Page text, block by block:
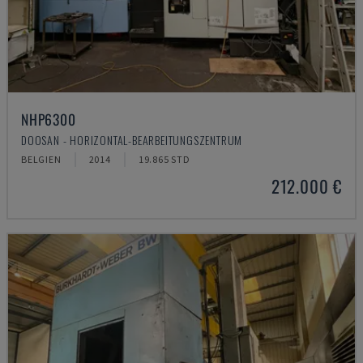
NHP6300
DOOSAN - HORIZONTAL-BEARBEITUNGSZENTRUM
BELGIEN 2014 19.865 STD
212.000 €